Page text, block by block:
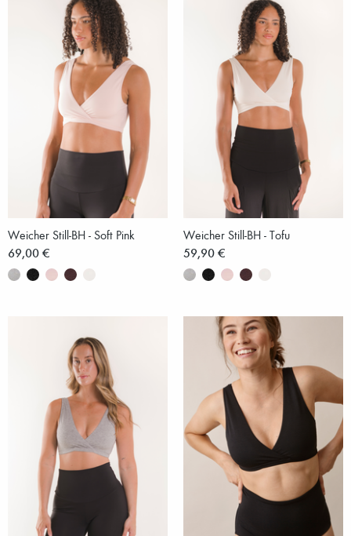
Weicher Still-BH - Soft Pink
69,00 €
Weicher Still-BH - Tofu
59,90 €